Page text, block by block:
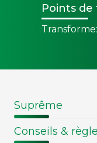
Points de
Suprême
Conseils &